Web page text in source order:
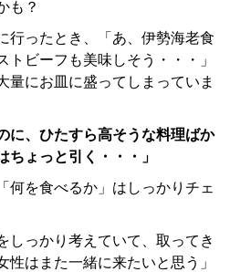
も？
行ったとき、「あ、伊勢海老食
ビーフも美味しそう・・・」
量にお皿に盛ってしまっていま
に、ひたすら高そうな料理ばか
ちょっと引く・・・」
何を食べるか」はしっかりチェ
しっかり考えていて、取ってき
性はまた一緒に来たいと思う」